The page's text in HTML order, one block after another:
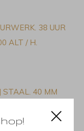
38 UUR
ALT / H.
STAAL. 40 MM